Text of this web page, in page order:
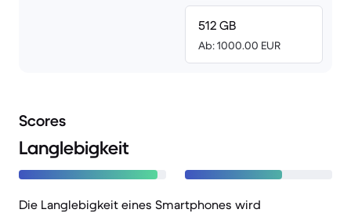
512 GB
Ab: 1000.00 EUR
Scores
Langlebigkeit
Die Langlebigkeit eines Smartphones wird